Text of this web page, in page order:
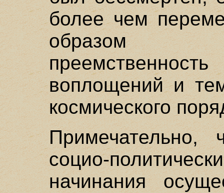
более чем
образом
воплощений и
космического
Примечательно,
социо-
начинания